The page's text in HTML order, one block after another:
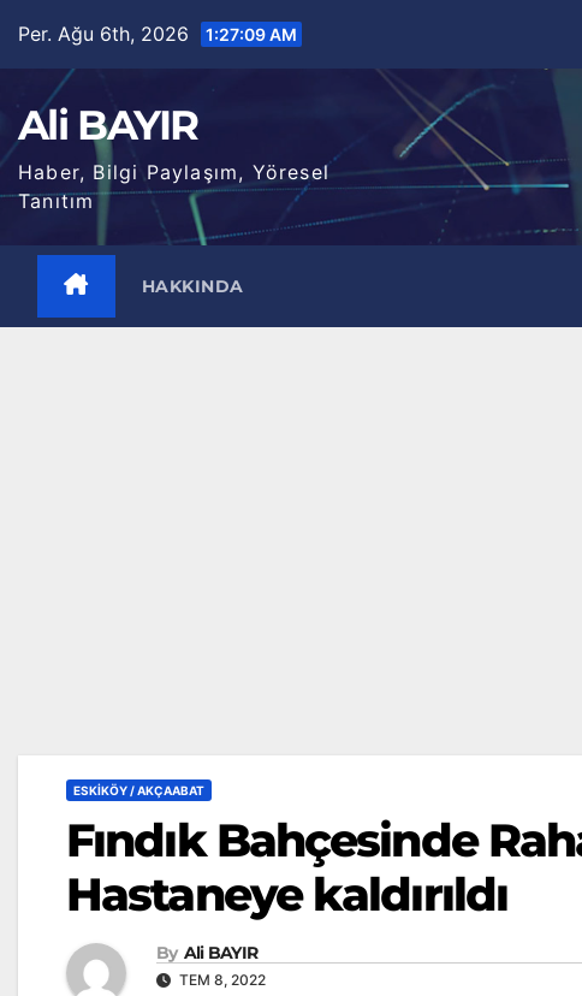
content
Per. Ağu 6th, 2026 1:27:10 AM
Ali BAYIR
Haber, Bilgi Paylaşım, Yöresel
Tanıtım
HAKKINDA
ESKİKÖY / AKÇAABAT
Fındık Bahçesinde
Hastaneye kaldırıldı
By Ali BAYIR
TEM 8, 2022